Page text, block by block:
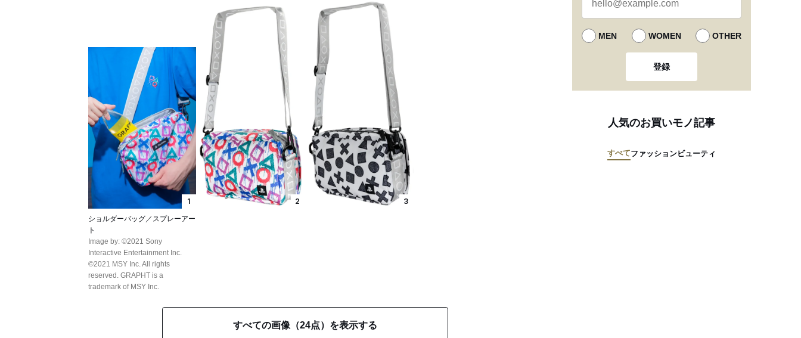
1
ショルダーバッグ／スプレーアー
ト
Image by: ©2021 Sony
Interactive Entertainment Inc.
©2021 MSY Inc. All rights
reserved. GRAPHT is a
trademark of MSY Inc.
2 3
すべての画像（24点）を表示する
MEN WOMEN OTHER
登録
人気のお買いモノ記事
すべてファッションビューティ